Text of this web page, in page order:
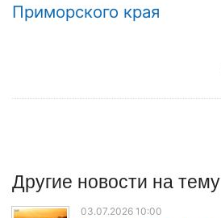
Приморского края
Другие новости на тему
03.07.2026 10:00